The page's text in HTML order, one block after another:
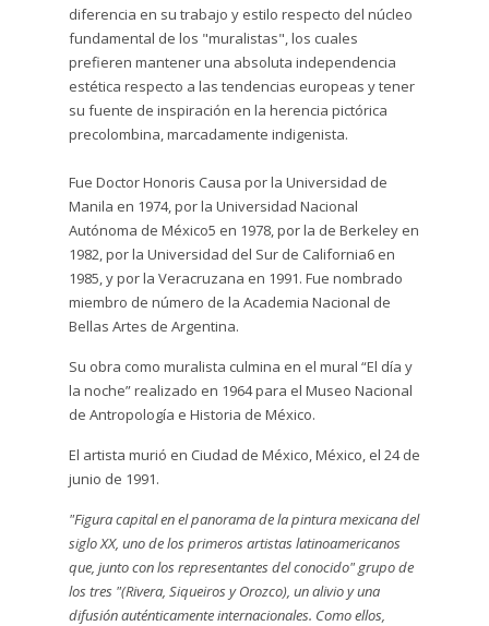
diferencia en su trabajo y estilo respecto del núcleo
fundamental de los "muralistas", los cuales
prefieren mantener una absoluta independencia
estética respecto a las tendencias europeas y tener
su fuente de inspiración en la herencia pictórica
precolombina, marcadamente indigenista.
Fue Doctor Honoris Causa por la Universidad de
Manila en 1974, por la Universidad Nacional
Autónoma de México5​ en 1978, por la de Berkeley en
1982, por la Universidad del Sur de California6​ en
1985, y por la Veracruzana en 1991. Fue nombrado
miembro de número de la Academia Nacional de
Bellas Artes de Argentina.
Su obra como muralista culmina en el mural “El día y
la noche” realizado en 1964 para el Museo Nacional
de Antropología e Historia de México.
El artista murió en Ciudad de México, México, el 24 de
junio de 1991.
"Figura capital en el panorama de la pintura mexicana del
siglo XX, uno de los primeros artistas latinoamericanos
que, junto con los representantes del conocido" grupo de
los tres "(Rivera, Siqueiros y Orozco), un alivio y una
difusión auténticamente internacionales. Como ellos,